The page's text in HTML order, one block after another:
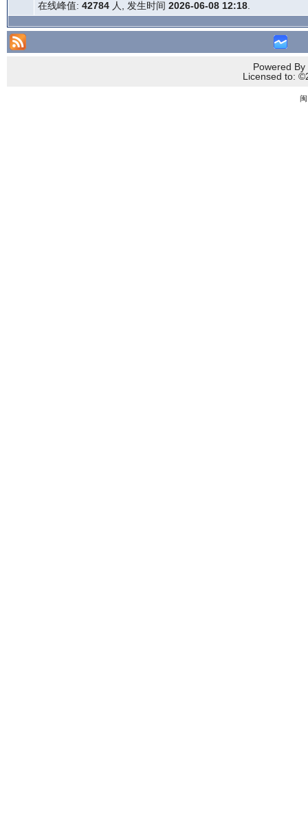
在线峰值: 42784人, 发生时间 2026-06-08 12:18.
Powered
Licensed to: